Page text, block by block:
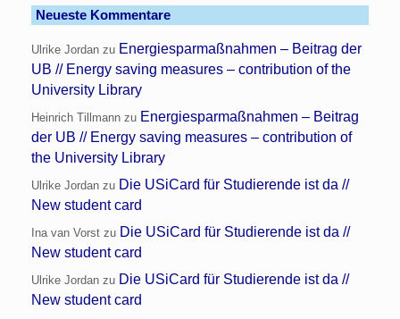
Neueste Kommentare
Ulrike Jordan zu Energiesparmaßnahmen – Beitrag der
UB // Energy saving measures – contribution of the
University Library
Heinrich Tillmann zu Energiesparmaßnahmen – Beitrag
der UB // Energy saving measures – contribution of
the University Library
Ulrike Jordan zu Die USiCard für Studierende ist da //
New student card
Ina van Vorst zu Die USiCard für Studierende ist da //
New student card
Ulrike Jordan zu Die USiCard für Studierende ist da //
New student card